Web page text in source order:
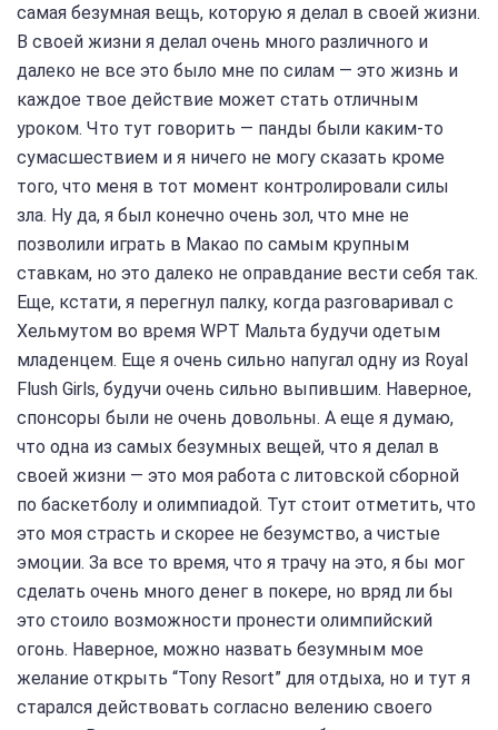
самая безумная вещь, которую я делал в своей жизни.
В своей жизни я делал очень много различного и
далеко не все это было мне по силам — это жизнь и
каждое твое действие может стать отличным
уроком. Что тут говорить — панды были каким-то
сумасшествием и я ничего не могу сказать кроме
того, что меня в тот момент контролировали силы
зла. Ну да, я был конечно очень зол, что мне не
позволили играть в Макао по самым крупным
ставкам, но это далеко не оправдание вести себя так.
Еще, кстати, я перегнул палку, когда разговаривал с
Хельмутом во время WPT Мальта будучи одетым
младенцем. Еще я очень сильно напугал одну из Royal
Flush Girls, будучи очень сильно выпившим. Наверное,
спонсоры были не очень довольны. А еще я думаю,
что одна из самых безумных вещей, что я делал в
своей жизни — это моя работа с литовской сборной
по баскетболу и олимпиадой. Тут стоит отметить, что
это моя страсть и скорее не безумство, а чистые
эмоции. За все то время, что я трачу на это, я бы мог
сделать очень много денег в покере, но вряд ли бы
это стоило возможности пронести олимпийский
огонь. Наверное, можно назвать безумным мое
желание открыть “Tony Resort” для отдыха, но и тут я
старался действовать согласно велению своего